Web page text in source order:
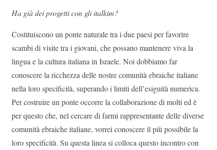
Ha già dei progetti con gli italkim?
Costituiscono un ponte naturale tra i due paesi per favorire
scambi di visite tra i giovani, che possano mantenere viva la
lingua e la cultura italiana in Israele. Noi dobbiamo far
conoscere la ricchezza delle nostre comunità ebraiche italiane
nella loro specificità, superando i limiti dell’esiguità numerica.
Per costruire un ponte occorre la collaborazione di molti ed è
per questo che, nel cercare di farmi rappresentante delle diverse
comunità ebraiche italiane, vorrei conoscere il più possibile la
loro specificità. Su questa linea si colloca questo incontro con